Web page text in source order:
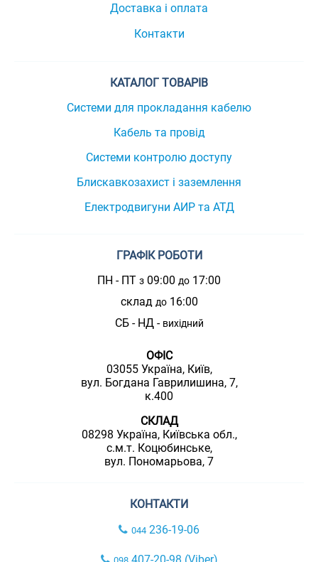
Доставка і оплата
Контакти
КАТАЛОГ ТОВАРІВ
Системи для прокладання кабелю
Кабель та провід
Системи контролю доступу
Блискавкозахист і заземлення
Електродвигуни АИР та АТД
ГРАФІК РОБОТИ
ПН - ПТ з 09:00 до 17:00
склад до16:00
СБ - НД - вихідний
ОФІС
03055 Україна, Київ,
вул. Богдана Гаврилишина, 7,
к.400
СКЛАД
08298 Україна, Київська обл.,
с.м.т. Коцюбинське,
вул. Пономарьова, 7
КОНТАКТИ
044 236-19-06
407-20-98 (Viber)